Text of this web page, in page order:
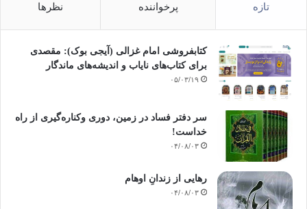
تازه پرخواننده نظرها
کتابفروشی امام غزالی (آیجی بوک): مقصدی
برای کتاب‌های نایاب و اندیشه‌های ماندگار
۰۵/۰۳/۱۹
سر دفتر فساد در زمین‌، دوری وکناره‌گیری از راه
خداست‌!
۰۴/۰۸/۰۳
رهایی از زندانِ اوهام
۰۴/۰۸/۰۳